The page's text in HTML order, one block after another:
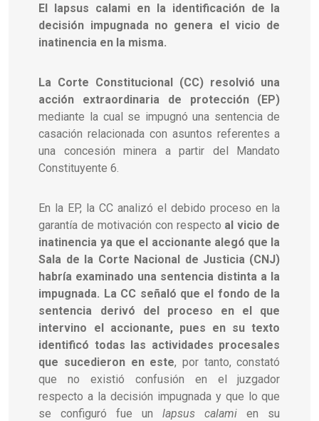
El lapsus calami en la identificación de la
decisión impugnada no genera el vicio de
inatinencia en la misma.
La Corte Constitucional (CC) resolvió una
acción extraordinaria de protección (EP)
mediante la cual se impugnó una sentencia de
casación relacionada con asuntos referentes a
una concesión minera a partir del Mandato
Constituyente 6.
En la EP, la CC analizó el debido proceso en la
garantía de motivación con respecto al vicio de
inatinencia ya que el accionante alegó que la
Sala de la Corte Nacional de Justicia (CNJ)
habría examinado una sentencia distinta a la
impugnada. La CC señaló que el fondo de la
sentencia derivó del proceso en el que
intervino el accionante, pues en su texto
identificó todas las actividades procesales
que sucedieron en este, por tanto, constató
que no existió confusión en el juzgador
respecto a la decisión impugnada y que lo que
se configuró fue unlapsus calami en su